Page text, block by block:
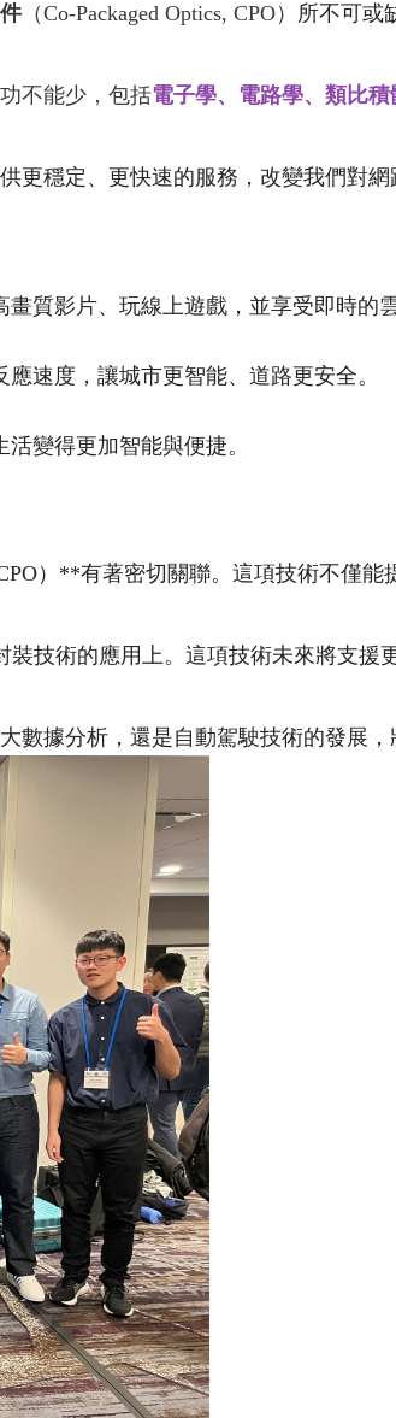
（Co-Packaged Optics, CPO） 所不可或
不能少，包括電子學、電路學、類比
更穩定、更快速的服務，改變我們對網
質影片、玩線上遊戲，並享受即時的雲
速度，讓城市更智能、道路更安全。
變得更加智能與便捷。
） **有著密切關聯。這項技術不僅能
技術的應用上。這項技術未來將支援
據分析，還是自動駕駛技術的發展，